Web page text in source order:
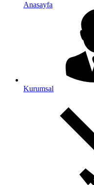
Anasayfa
Kurumsal